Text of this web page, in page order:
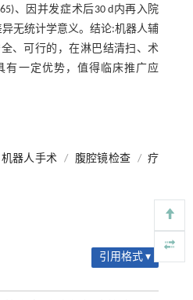
、因并发症术后30 d内再入院
异无统计学意义。结论:机器人辅
、可行的，在淋巴结清扫、术
有一定优势，值得临床推广应
机器人手术 / 腹腔镜检查 / 疗
引用格式 ▾